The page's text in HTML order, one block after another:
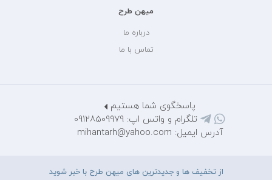
میهن طرح
درباره ما
تماس با ما
پاسخگوی شما هستیم
تلگرام و واتس اپ: 09128509979
آدرس ایمیل: mihantarh@yahoo.com
از تخفیف ها و جدیدترین های میهن طرح با خبر شوید